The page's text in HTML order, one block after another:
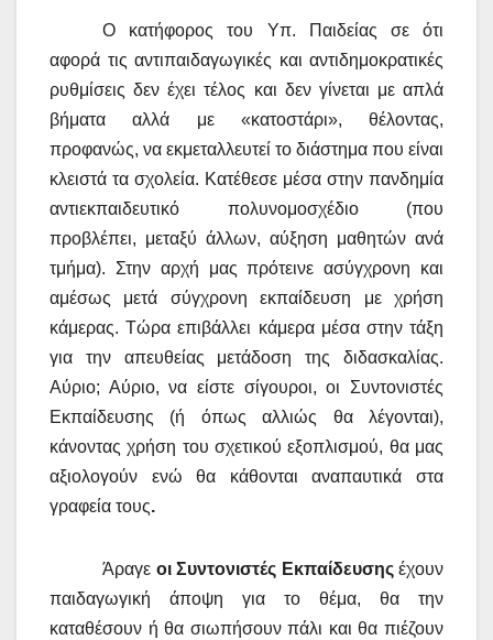
Ο κατήφορος του Υπ. Παιδείας σε ότι
αφορά τις αντιπαιδαγωγικές και αντιδημοκρατικές
ρυθμίσεις δεν έχει τέλος και δεν γίνεται με απλά
βήματα αλλά με «κατοστάρι», θέλοντας,
προφανώς, να εκμεταλλευτεί το διάστημα που είναι
κλειστά τα σχολεία. Κατέθεσε μέσα στην πανδημία
αντιεκπαιδευτικό πολυνομοσχέδιο (που
προβλέπει, μεταξύ άλλων, αύξηση μαθητών ανά
τμήμα). Στην αρχή μας πρότεινε ασύγχρονη και
αμέσως μετά σύγχρονη εκπαίδευση με χρήση
κάμερας. Τώρα επιβάλλει κάμερα μέσα στην τάξη
για την απευθείας μετάδοση της διδασκαλίας.
Αύριο; Αύριο, να είστε σίγουροι, οι Συντονιστές
Εκπαίδευσης (ή όπως αλλιώς θα λέγονται),
κάνοντας χρήση του σχετικού εξοπλισμού, θα μας
αξιολογούν ενώ θα κάθονται αναπαυτικά στα
γραφεία τους.
Άραγε οι Συντονιστές Εκπαίδευσηςέχουν
παιδαγωγική άποψη για το θέμα, θα την
καταθέσουν ή θα σιωπήσουν πάλι και θα πιέζουν